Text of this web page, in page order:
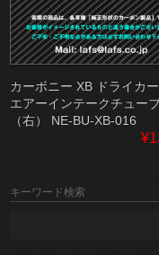
カーボニー XB ドライカ
エアーインテークチュー
（右） NE-BU-XB-016
キーワード検索